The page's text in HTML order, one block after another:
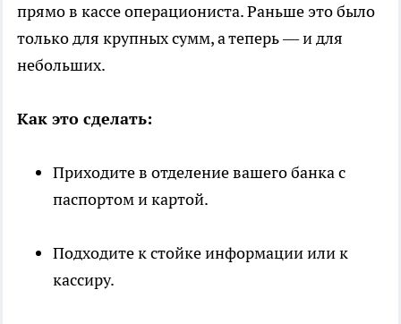
прямо в кассе операциониста. Раньше это было
только для крупных сумм, а теперь — и для
небольших.
Как это сделать:
Приходите в отделение вашего банка с
паспортом и картой.
Подходите к стойке информации или к
кассиру.